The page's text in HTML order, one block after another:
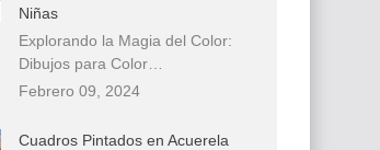
Niñas
Explorando la Magia del Color:
Dibujos para Color…
Febrero 09, 2024
Cuadros Pintados en Acuerela